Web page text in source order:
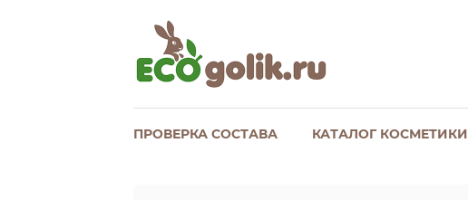
ПРОВЕРКА СОСТАВА КАТАЛОГ КОСМЕТИКИ